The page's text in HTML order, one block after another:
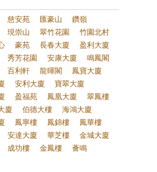
慈安苑 匯豪山
鑽嶺
現崇山 翠竹花園
竹園北村
豪苑 長春大廈
盈利大廈
秀芳花園 安康大廈
鳴鳳閣
百利軒 龍暉閣
鳳寶大廈
安利大廈
寶翠大廈
盈福苑 鳳凰大廈
翠鳳樓
廈
伯德大樓
海鴻大廈
鳳寧樓 鳳錦樓
鳳華樓
安達大廈 華芝樓
金城大廈
成功樓 金鳳樓 薈鳴